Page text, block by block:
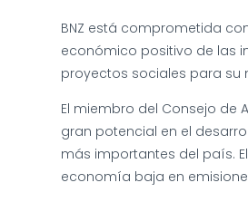
BNZ está comprometida
económico positivo de las
proyectos sociales para
El miembro del Consejo de
gran potencial en el
más importantes del país.
economía baja en